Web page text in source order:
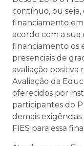
contínuo, ou
financiamento
acordo com a sua
financiamento os
presenciais de
avaliação positiva
Avaliação da
oferecidos por
participantes do
demais
FIES para essa